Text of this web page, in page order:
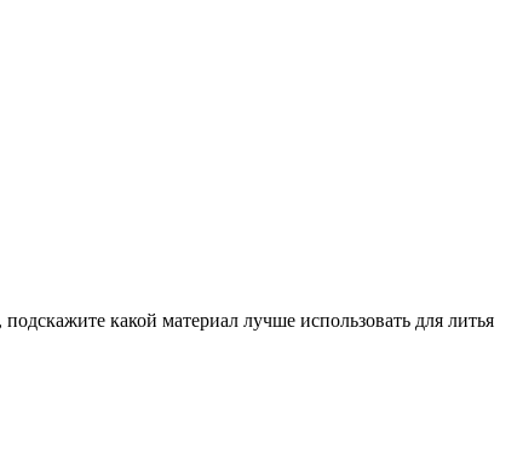
какой материал лучше использовать для литья